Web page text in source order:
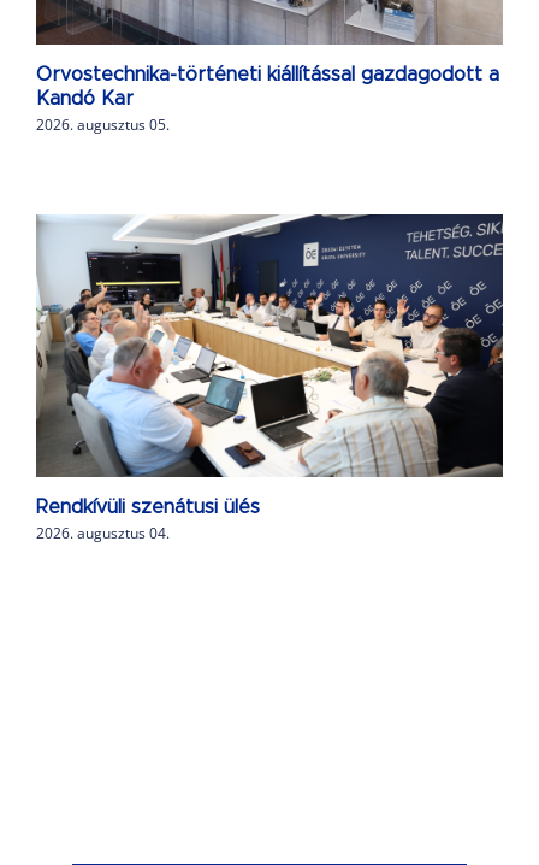
Orvostechnika-történeti kiállítással gazdagodott a
Kandó Kar
2026. augusztus 05.
Rendkívüli szenátusi ülés
2026. augusztus 04.